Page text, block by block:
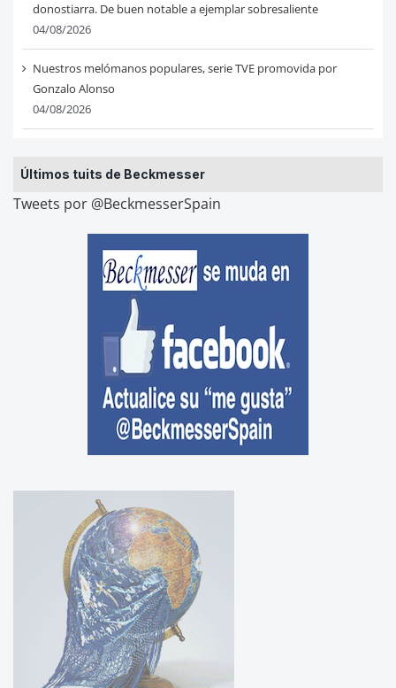
donostiarra. De buen notable a ejemplar sobresaliente
04/08/2026
Nuestros melómanos populares, serie TVE promovida por
Gonzalo Alonso
04/08/2026
Últimos tuits de Beckmesser
Tweets por @BeckmesserSpain